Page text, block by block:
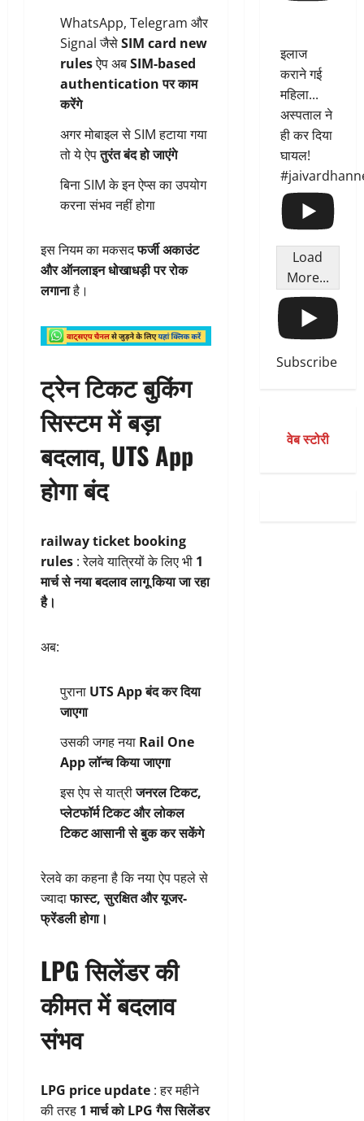
WhatsApp, Telegram और
Signal जैसेSIM card new
rulesऐप अबSIM-based
authentication पर काम
करेंगे
अगर मोबाइल से SIM हटाया गया
तो ये ऐपतुरंत बंद हो जाएंगे
बिना SIM के इन ऐप्स का उपयोग
करना संभव नहीं होगा
इस नियम का मकसदफर्जी अकाउंट
और ऑनलाइन धोखाधड़ी पर रोक
लगानाहै।
ट्रेन टिकट बुकिंग
सिस्टम में बड़ा
बदलाव, UTS App
होगा बंद
railway ticket booking
rules : रेलवे यात्रियों के लिए भी 1
मार्च से नया बदलाव लागू किया जा रहा
है।
अब:
पुराना UTS App बंद कर दिया
जाएगा
उसकी जगह नया Rail One
App लॉन्च किया जाएगा
इस ऐप से यात्रीजनरल टिकट,
प्लेटफॉर्म टिकट और लोकल
टिकट आसानी से बुक कर सकेंगे
रेलवे का कहना है कि नया ऐप पहले से
ज्यादाफास्ट, सुरक्षित और यूजर-
फ्रेंडली होगा।
LPG सिलेंडर की
कीमत में बदलाव
संभव
LPG price update : हर महीने
की तरह 1 मार्च को LPG गैस सिलेंडर
इलाज
कराने गई
महिला...
अस्पताल ने
ही कर दिया
घायल!
Load
More...
Subscribe
वेब स्टोरी